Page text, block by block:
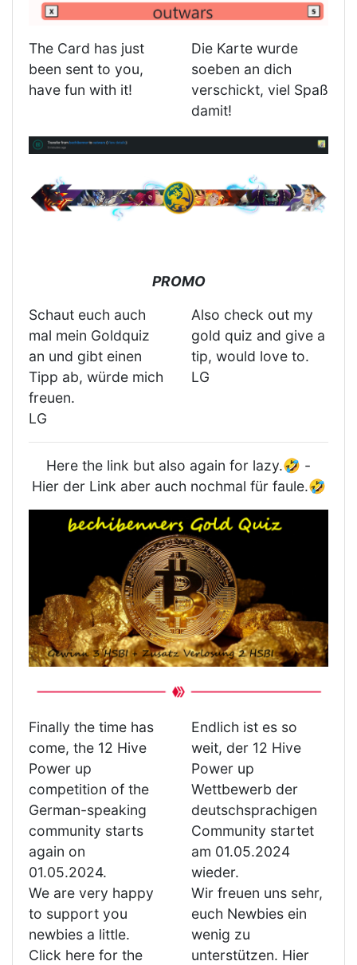
The Card has just
been sent to you,
have fun with it!
Die Karte wurde
soeben an dich
verschickt, viel Spaß
damit!
PROMO
Schaut euch auch
mal mein Goldquiz
an und gibt einen
Tipp ab, würde mich
freuen.
LG
Also check out my
gold quiz and give a
tip, would love to.
LG
Here the link but also again for lazy.🤣 -
Hier der Link aber auch nochmal für faule.🤣
Finally the time has
come, the 12 Hive
Power up
competition of the
German-speaking
community starts
again on
01.05.2024.
We are very happy
to support you
newbies a little.
Click here for the
Endlich ist es so
weit, der 12 Hive
Power up
Wettbewerb der
deutschsprachigen
Community startet
am 01.05.2024
wieder.
Wir freuen uns sehr,
euch Newbies ein
wenig zu
unterstützen. Hier